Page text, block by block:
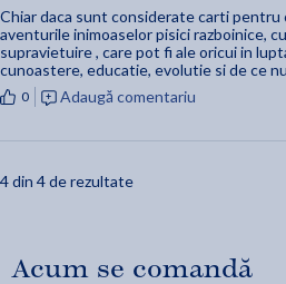
Chiar daca sunt considerate carti pentru
aventurile inimoaselor pisici razboinice,
supravietuire , care pot fi ale oricui in
cunoastere, educatie, evolutie si de ce
0 Adaugă comentariu
4 din 4 de rezultate
Acum se comandă